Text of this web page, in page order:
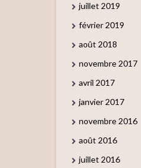
juillet 2019
février 2019
août 2018
novembre 2017
avril 2017
janvier 2017
novembre 2016
août 2016
juillet 2016